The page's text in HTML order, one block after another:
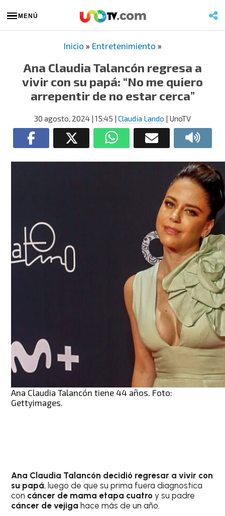
MENÚ
Inicio » Entretenimiento »
Ana Claudia Talancón regresa a
vivir con su papá: “No me quiero
arrepentir de no estar cerca”
30 agosto, 2024 | 15:45 | Claudia Lando | UnoTV
Ana Claudia Talancón tiene 44 años. Foto:
Gettyimages.
Ana Claudia Talancón decidió regresar a vivir con
su papá, luego de que su prima fuera diagnostica
con cáncer de mama etapa cuatroy su padre
cáncer de vejiga hace más de un año.